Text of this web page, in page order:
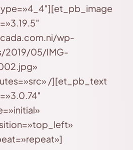
wp-
2019/05/IMG-
/][et_pb_text